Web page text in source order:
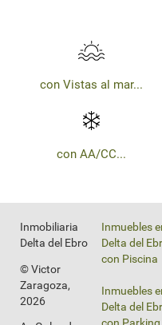
con Vistas al mar...
con AA/CC...
Inmobiliaria
Delta del Ebro
© Victor
Zaragoza,
2026
Inmuebles
Delta del
con Piscina
Inmuebles
Delta del